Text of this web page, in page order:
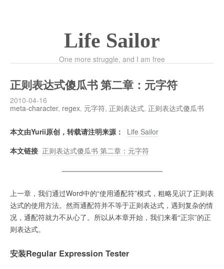
Life Sailor
One more struggle, and I am free
正则表达式傻瓜书 第二章：元字符
2010-04-16
meta-character, regex, 元字符, 正则表达式, 正则表达式傻瓜书
本文由Yurii原创，转载请注明来源：
Life Sailor
本文链接 正则表达式傻瓜书 第二章：元字符
上一章，我们通过Word中的“使用通配符”模式，粗略见识了正则表
达式的使用方法。然而通配符并不等于正则表达式，遇到复杂的情
况，通配符就力不从心了。所以从本章开始，我们来看“正宗”的正
则表达式。
安装Regular Expression Tester